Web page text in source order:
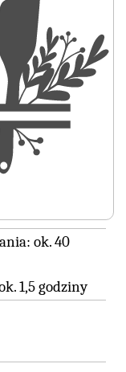
ok. 40
1,5 godziny